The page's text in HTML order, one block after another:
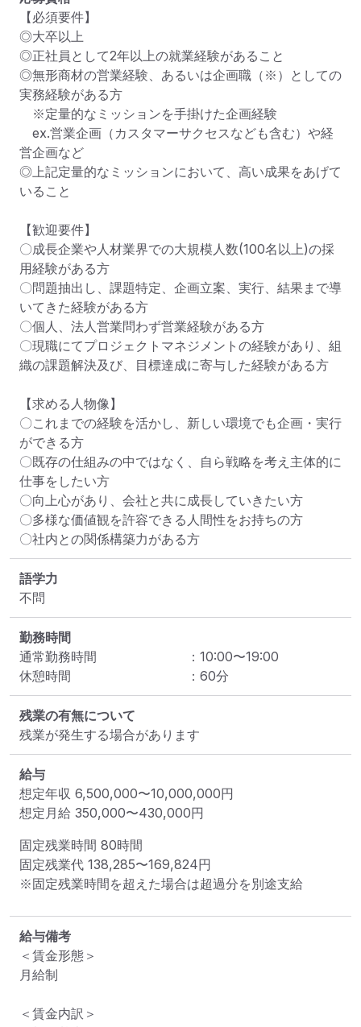
【必須要件】
◎大卒以上
◎正社員として2年以上の就業経験があること
◎無形商材の営業経験、あるいは企画職（※）としての
実務経験がある方
※定量的なミッションを手掛けた企画経験
ex.営業企画（カスタマーサクセスなども含む）や経
営企画など
◎上記定量的なミッションにおいて、高い成果をあげて
いること
【歓迎要件】
〇成長企業や人材業界での大規模人数(100名以上)の採
用経験がある方
〇問題抽出し、課題特定、企画立案、実行、結果まで導
いてきた経験がある方
〇個人、法人営業問わず営業経験がある方
〇現職にてプロジェクトマネジメントの経験があり、組
織の課題解決及び、目標達成に寄与した経験がある方
【求める人物像】
〇これまでの経験を活かし、新しい環境でも企画・実行
ができる方
〇既存の仕組みの中ではなく、自ら戦略を考え主体的に
仕事をしたい方
〇向上心があり、会社と共に成長していきたい方
〇多様な価値観を許容できる人間性をお持ちの方
〇社内との関係構築力がある方
語学力
不問
勤務時間
通常勤務時間
： 10:00〜19:00
休憩時間
： 60分
残業の有無について
残業が発生する場合があります
給与
想定年収 6,500,000〜10,000,000円
想定月給 350,000〜430,000円
固定残業時間 80時間
固定残業代 138,285〜169,824円
※固定残業時間を超えた場合は超過分を別途支給
給与備考
＜賃金形態＞
月給制
＜賃金内訳＞